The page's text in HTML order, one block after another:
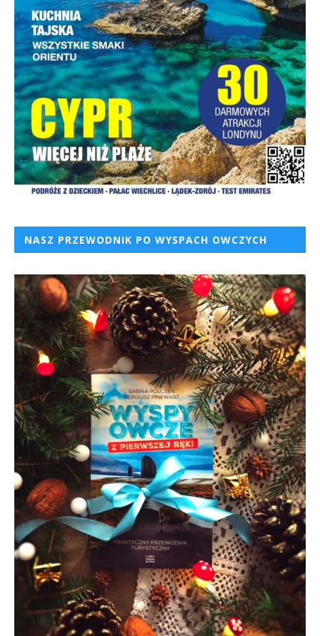
NASZ PRZEWODNIK PO WYSPACH OWCZYCH